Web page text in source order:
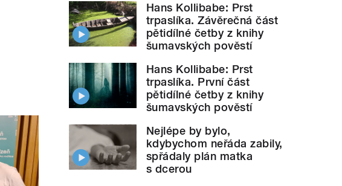
Hans Kollibabe: Prst
trpaslíka. Závěrečná část
pětidílné četby z knihy
šumavských pověstí
Hans Kollibabe: Prst
trpaslíka. První část
pětidílné četby z knihy
šumavských pověstí
Nejlépe by bylo,
kdybychom neřáda zabily,
spřádaly plán matka
s dcerou